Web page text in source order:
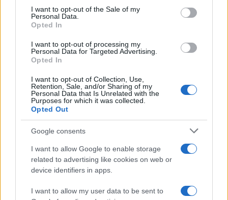
consent section.
I want to opt-out of the Sale of my
Personal Data.
Opted In
I want to opt-out of processing my
Personal Data for Targeted Advertising.
Opted In
I want to opt-out of Collection, Use,
Retention, Sale, and/or Sharing of my
Personal Data that Is Unrelated with the
Purposes for which it was collected.
Opted Out
Google consents
I want to allow Google to enable storage
related to advertising like cookies on web or
device identifiers in apps.
I want to allow my user data to be sent to
Ο δημοσιογράφος Βασίλης Τσεκούρας
ανακοίνωσε ότι παντρεύεται τη σύντροφό
Στην Κρήτη ο Κυριάκος Μητσοτάκης,
συνεχίζει τις ολιγοήμερες διακοπές του –
Πού βρέθηκε το Σάββατο
Το οικονομικό πρόγραμμα της ΕΛΑΣ που
θα παρουσιάσει ο Αλέξης Τσίπρας στη
Ο Φειδίας Παναγιώτου πήγε με σορτσάκι
σε εκδήλωση μνήμης για τους
δολοφονημένους Κύπριους ήρωες Ισαάκ
– Σολωμού